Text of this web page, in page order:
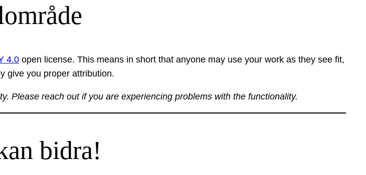
4.0open license. This means in short that anyone may use your work as they see fit,
give you proper attribution.
Please reach out if you are experiencing problems with the functionality.
bidra!